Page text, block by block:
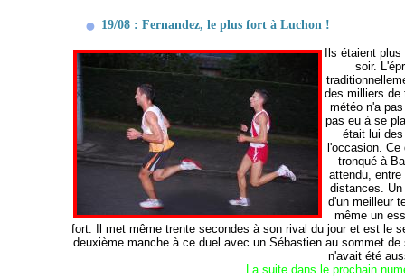
19/08 : Fernandez, le plus fort à Luchon !
Ils étaient
soir.
des milliers de
météo n'a
pas eu à se
était lui
l'occasion.
tronqué à
attendu,
distances.
d'un meilleur
même un
fort. Il met même trente secondes à son rival du jour et est le
deuxième manche à ce duel avec un Sébastien au sommet
n'avait été
La suite dans le prochain